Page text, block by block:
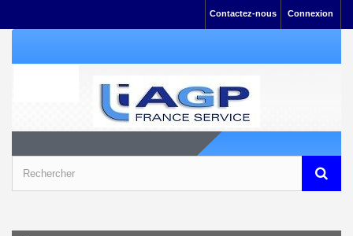
Connexion
Contactez-nous